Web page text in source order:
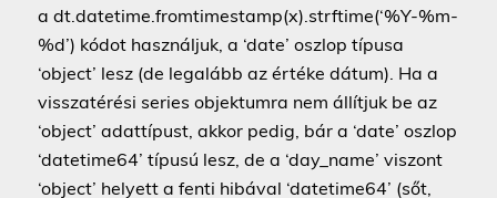
a dt.datetime.fromtimestamp(x).strftime(‘%Y-%m-
%d’) kódot használjuk, a ‘date’ oszlop típusa
‘object’ lesz (de legalább az értéke dátum). Ha a
visszatérési series objektumra nem állítjuk be az
‘object’ adattípust, akkor pedig, bár a ‘date’ oszlop
‘datetime64’ típusú lesz, de a ‘day_name’ viszont
‘object’ helyett a fenti hibával ‘datetime64’ (sőt,